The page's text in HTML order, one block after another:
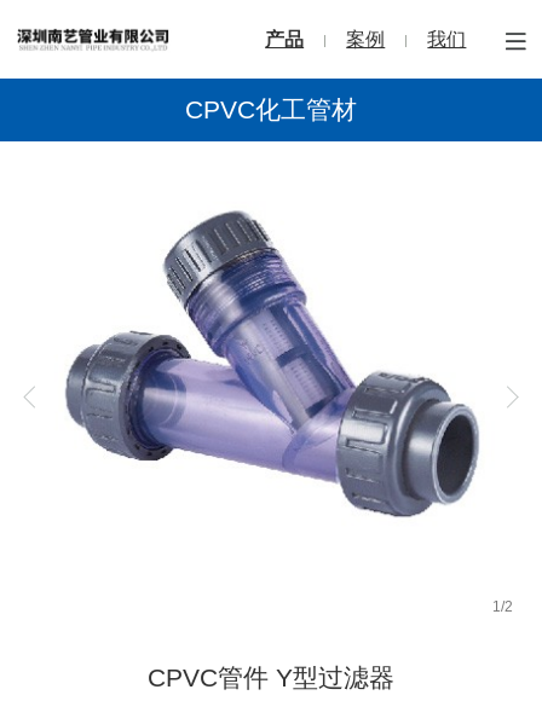
产品 案例 我们
CPVC化工管材
1 /2
CPVC管件 Y型过滤器